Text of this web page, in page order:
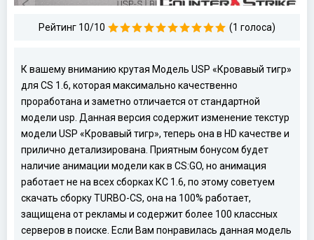
Рейтинг 10/10 (1 голоса)
К вашему вниманию крутая Модель USP «Кровавый тигр»
для CS 1.6, которая максимально качественно
проработана и заметно отличается от стандартной
модели usp. Данная версия содержит изменение текстур
модели USP «Кровавый тигр», теперь она в HD качестве и
прилично детализирована. Приятным бонусом будет
наличие анимации модели как в CS:GO, но анимация
работает не на всех сборках КС 1.6, по этому советуем
скачать сборку TURBO-CS, она на 100% работает,
защищена от рекламы и содержит более 100 классных
серверов в поиске. Если Вам понравилась данная модель